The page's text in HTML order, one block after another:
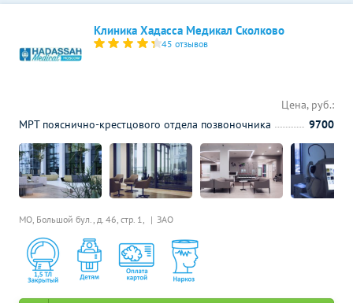
Клиника Хадасса Медикал Сколково
45 отзывов
МО, Большой бул., д. 46, стр. 1, ЗАО
Цена, руб.:
МРТ пояснично-крестцового отдела позвоночника
9700